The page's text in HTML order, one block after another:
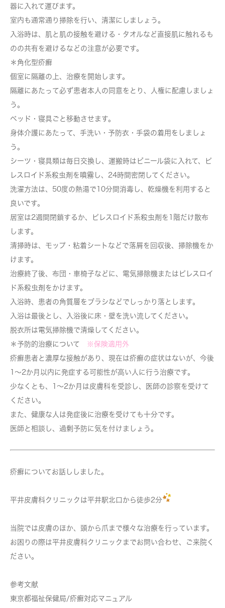
器に入れて運びます。
室内も通常通り掃除を行い、清潔にしましょう。
入浴時は、肌と肌の接触を避ける・タオルなど直接肌に触れるも
のの共有を避けるなどの注意が必要です。
＊角化型疥癬
個室に隔離の上、治療を開始します。
隔離にあたって必ず患者本人の同意をとり、人権に配慮しましょ
う。
ベッド・寝具ごと移動させます。
身体介護にあたって、手洗い・予防衣・手袋の着用をしましょ
う。
シーツ・寝具類は毎日交換し、運搬時はビニール袋に入れて、ピ
レスロイド系殺虫剤を噴霧し、24時間密閉してください。
洗濯方法は、50度の熱湯で10分間消毒し、乾燥機を利用すると
良いです。
居室は2週間閉鎖するか、ピレスロイド系殺虫剤を1階だけ散布
します。
清掃時は、モップ・粘着シートなどで落屑を回収後、掃除機をか
けます。
治療終了後、布団・車椅子などに、電気掃除機またはピレスロイ
ド系殺虫剤をかけます。
入浴時、患者の角質層をブラシなどでしっかり落とします。
入浴は最後とし、入浴後に床・壁を洗い流してください。
脱衣所は電気掃除機で清燥してください。
＊予防的治療について
※保険適用外
疥癬患者と濃厚な接触があり、現在は疥癬の症状はないが、今後
1～2か月以内に発症する可能性が高い人に行う治療です。
少なくとも、1～2か月は皮膚科を受診し、医師の診察を受けて
ください。
また、健康な人は発症後に治療を受けても十分です。
医師と相談し、過剰予防に気を付けましょう。
疥癬についてお話ししました。
平井皮膚科クリニックは平井駅北口から徒歩2分
当院では皮膚のほか、頭から爪まで様々な治療を行っています。
お困りの際は平井皮膚科クリニックまでお問い合わせ、ご来院く
ださい。
参考文献
東京都福祉保健局/疥癬対応マニュアル